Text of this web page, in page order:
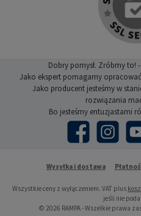
Dobry pomysł. Zróbmy to!
Jako ekspert pomagamy
Jako producent jesteśmy w
rozwiązania
Bo jesteśmy entuzjastami
Facebook Instagram
Wysyłka i dostawa
Wszystkie ceny z wyłączeniem. VAT plus
jeśli nie
© 2026 RAMPA - Wszelkie prawa